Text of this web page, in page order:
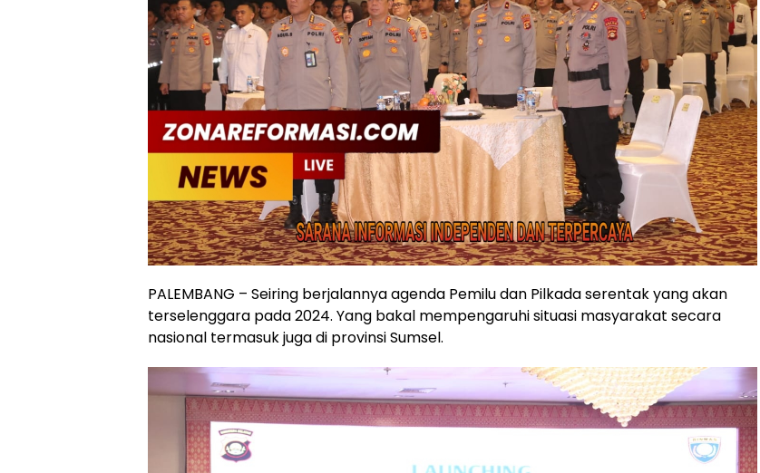
PALEMBANG – Seiring berjalannya agenda Pemilu dan Pilkada serentak yang akan
terselenggara pada 2024. Yang bakal mempengaruhi situasi masyarakat secara
nasional termasuk juga di provinsi Sumsel.